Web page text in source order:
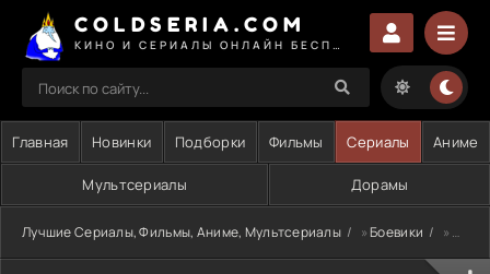
COLDSERIA.COM
Главная Новинки Подборки Фильмы Сериалы Аниме
Мультсериалы Дорамы
Лучшие Сериалы, Фильмы, Аниме, Мультсериалы »Боевики » Пощады не будет 1 сезон